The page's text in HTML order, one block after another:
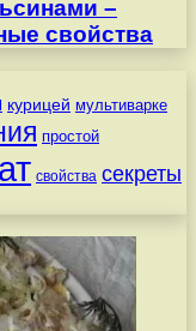
–
свойства
курицей мультиварке
простой
свойства секреты